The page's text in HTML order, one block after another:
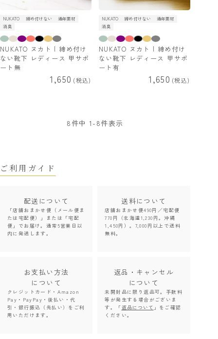
NUKATO 締め付けない
通年素材
消臭
NUKATO ヌカト | 締め付け
ない靴下 レディース 甲サポ
ート無
1,650 税込
NUKATO 締め付けない
通年素材
消臭
NUKATO ヌカト | 締め付け
ない靴下 レディース 甲サポ
ート有
1,650 税込
8 件中 1 - 8件表示
ご利用ガイド
配送について
「店舗おまかせ便（メール便ま
たは宅配便）」または「宅配
便」でお届け。通常5営業日以
内に発送します。
送料について
店舗おまかせ便490円／宅配便
770円（北海道1,230円。沖縄
1,450円）。7,000円以上で送料
無料。
お支払い方法
について
クレジットカード・Amazon
Pay・PayPay・後払い・代
引・銀行振込（先払い）をご利
用いただけます。
返品・キャンセル
について
未開封品に限り返品可。手数料
等が発生する場合がございま
す。「返品について 」をご確認
ください。